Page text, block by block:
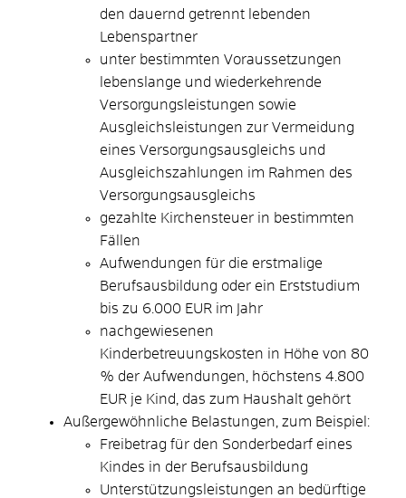
den dauernd getrennt lebenden
Lebenspartner
unter bestimmten Voraussetzungen
lebenslange und wiederkehrende
Versorgungsleistungen sowie
Ausgleichsleistungen zur Vermeidung
eines Versorgungsausgleichs und
Ausgleichszahlungen im Rahmen des
Versorgungsausgleichs
gezahlte Kirchensteuer in bestimmten
Fällen
Aufwendungen für die erstmalige
Berufsausbildung oder ein Erststudium
bis zu 6.000 EUR im Jahr
nachgewiesenen
Kinderbetreuungskosten in Höhe von 80
% der Aufwendungen, höchstens 4.800
EUR je Kind, das zum Haushalt gehört
Außergewöhnliche Belastungen , zum Beispiel:
Freibetrag für den Sonderbedarf eines
Kindes in der Berufsausbildung
Unterstützungsleistungen an bedürftige